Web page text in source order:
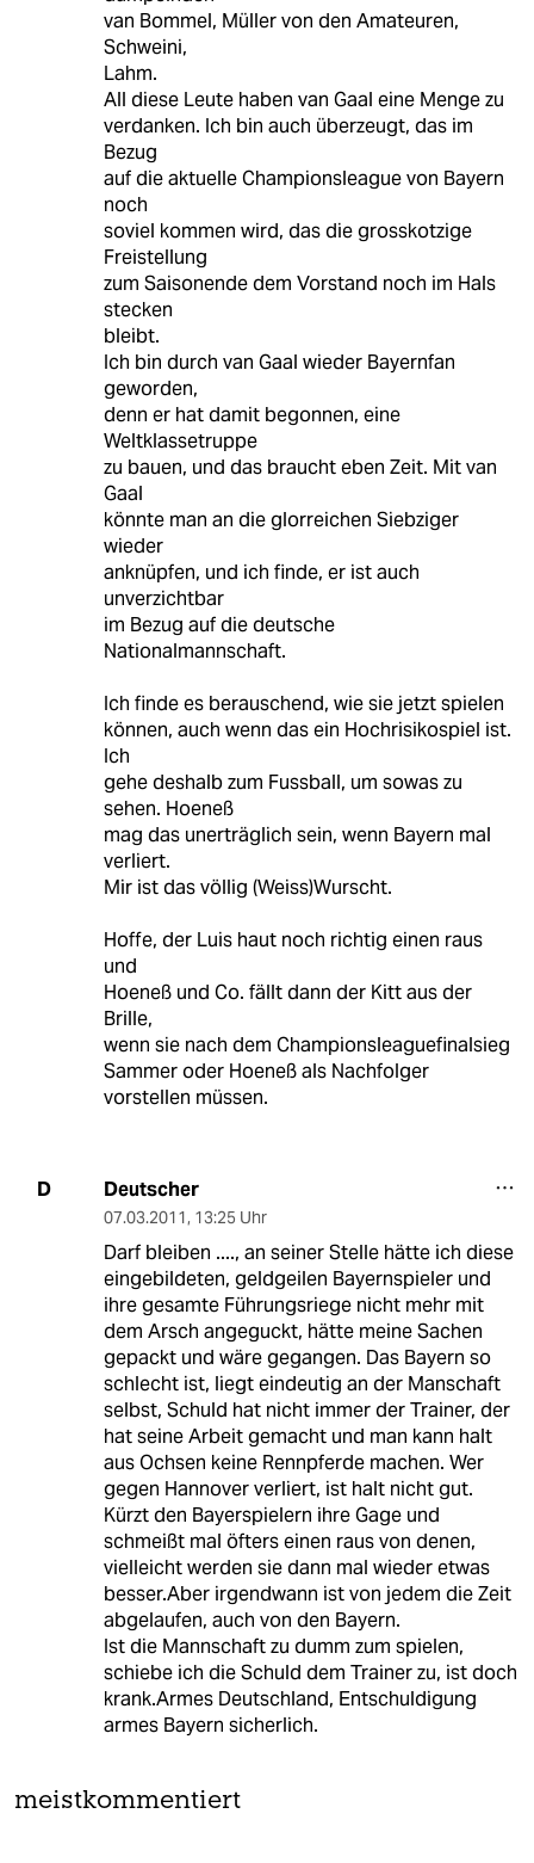
van Bommel, Müller von den Amateuren,
Schweini,
Lahm.
All diese Leute haben van Gaal eine Menge zu
verdanken. Ich bin auch überzeugt, das im
Bezug
auf die aktuelle Championsleague von Bayern
noch
soviel kommen wird, das die grosskotzige
Freistellung
zum Saisonende dem Vorstand noch im Hals
stecken
bleibt.
Ich bin durch van Gaal wieder Bayernfan
geworden,
denn er hat damit begonnen, eine
Weltklassetruppe
zu bauen, und das braucht eben Zeit. Mit van
Gaal
könnte man an die glorreichen Siebziger
wieder
anknüpfen, und ich finde, er ist auch
unverzichtbar
im Bezug auf die deutsche
Nationalmannschaft.
Ich finde es berauschend, wie sie jetzt spielen
können, auch wenn das ein Hochrisikospiel ist.
Ich
gehe deshalb zum Fussball, um sowas zu
sehen. Hoeneß
mag das unerträglich sein, wenn Bayern mal
verliert.
Mir ist das völlig (Weiss)Wurscht.
Hoffe, der Luis haut noch richtig einen raus
und
Hoeneß und Co. fällt dann der Kitt aus der
Brille,
wenn sie nach dem Championsleaguefinalsieg
Sammer oder Hoeneß als Nachfolger
vorstellen müssen.
D Deutscher
07.03.2011, 13:25 Uhr
Darf bleiben ...., an seiner Stelle hätte ich diese
eingebildeten, geldgeilen Bayernspieler und
ihre gesamte Führungsriege nicht mehr mit
dem Arsch angeguckt, hätte meine Sachen
gepackt und wäre gegangen. Das Bayern so
schlecht ist, liegt eindeutig an der Manschaft
selbst, Schuld hat nicht immer der Trainer, der
hat seine Arbeit gemacht und man kann halt
aus Ochsen keine Rennpferde machen. Wer
gegen Hannover verliert, ist halt nicht gut.
Kürzt den Bayerspielern ihre Gage und
schmeißt mal öfters einen raus von denen,
vielleicht werden sie dann mal wieder etwas
besser.Aber irgendwann ist von jedem die Zeit
abgelaufen, auch von den Bayern.
Ist die Mannschaft zu dumm zum spielen,
schiebe ich die Schuld dem Trainer zu, ist doch
krank.Armes Deutschland, Entschuldigung
armes Bayern sicherlich.
meistkommentiert